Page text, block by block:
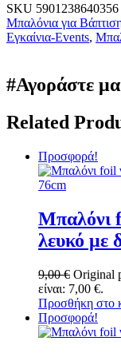
SKU 5901238640356
Μπαλόνια για
Εγκαίνια-Events,
#Αγοράστε
Related
Προσφορά!
Μπαλόνι
λευκό με
9,00€ Original
είναι: 7,00 €.
Προσθήκη στο
Προσφορά!